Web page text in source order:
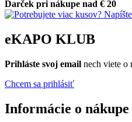
Darček pri nákupe nad € 20
eKAPO KLUB
Prihláste svoj email nech viete o
Chcem sa prihlásiť
Informácie o nákupe